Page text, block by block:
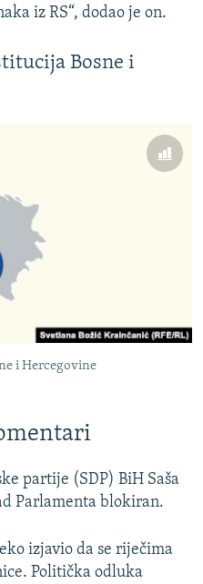
iz RS“, dodao je on.
Bosne i
i Hercegovine
partije (SDP) BiH Saša
Parlamenta blokiran.
izjavio da se riječima
Politička odluka